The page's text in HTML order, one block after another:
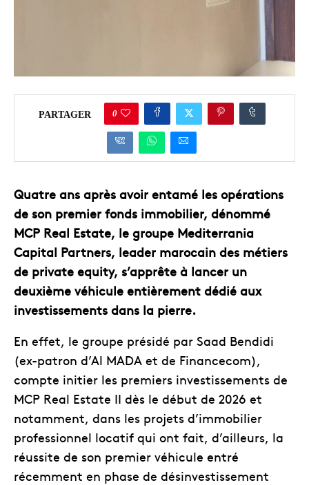
PARTAGER 0
Quatre ans après avoir entamé les opérations
de son premier fonds immobilier, dénommé
MCP Real Estate, le groupe Mediterrania
Capital Partners, leader marocain des métiers
de private equity, s’apprête à lancer un
deuxième véhicule entièrement dédié aux
investissements dans la pierre.
En effet, le groupe présidé par Saad Bendidi
(ex-patron d’Al MADA et de Financecom),
compte initier les premiers investissements de
MCP Real Estate II dès le début de 2026 et
notamment, dans les projets d’immobilier
professionnel locatif qui ont fait, d’ailleurs, la
réussite de son premier véhicule entré
récemment en phase de désinvestissement